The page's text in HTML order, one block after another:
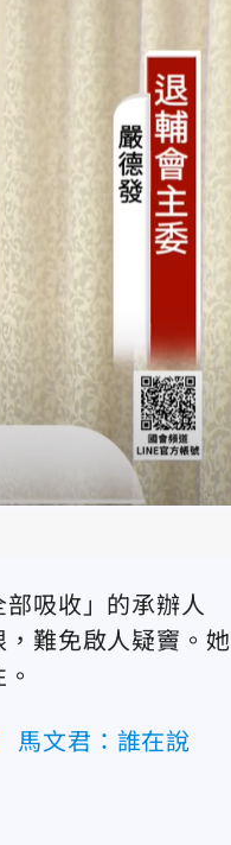
吸收」的承辦人
難免啟人疑竇。她
文君：誰在說